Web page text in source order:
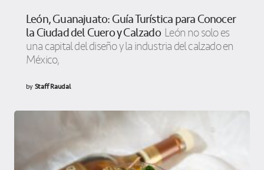
León, Guanajuato: Guía Turística para Conocer
la Ciudad del Cuero y Calzado León no solo es
una capital del diseño y la industria del calzado en
México,
byStaff Raudal